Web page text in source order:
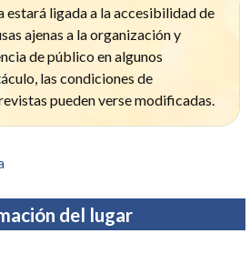
estará ligada a la accesibilidad de
ajenas a la organización y
de público en algunos
las condiciones de
pueden verse modificadas.
del lugar